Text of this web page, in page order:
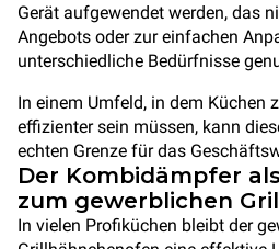
Gerät aufgewendet werden, das
Angebots oder zur einfachen
unterschiedliche Bedürfnisse
In einem Umfeld, in dem Küchen
effizienter sein müssen, kann
echten Grenze für das
Der Kombidämpfer
zum gewerblichen
In vielen Profiküchen bleibt der